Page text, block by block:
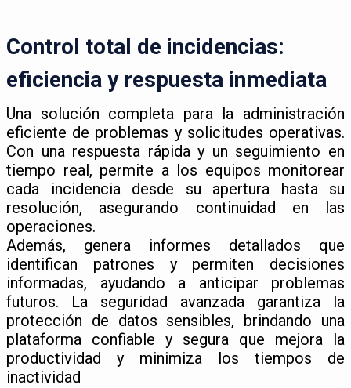
Control total de incidencias:
eficiencia y respuesta inmediata
Una solución completa para la administración
eficiente de problemas y solicitudes operativas.
Con una respuesta rápida y un seguimiento en
tiempo real, permite a los equipos monitorear
cada incidencia desde su apertura hasta su
resolución, asegurando continuidad en las
operaciones.
Además, genera informes detallados que
identifican patrones y permiten decisiones
informadas, ayudando a anticipar problemas
futuros. La seguridad avanzada garantiza la
protección de datos sensibles, brindando una
plataforma confiable y segura que mejora la
productividad y minimiza los tiempos de
inactividad